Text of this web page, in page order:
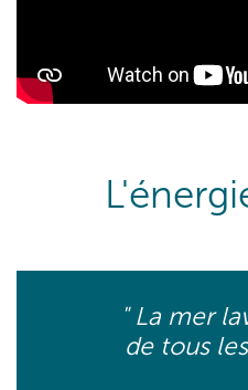
" La mer
de tous